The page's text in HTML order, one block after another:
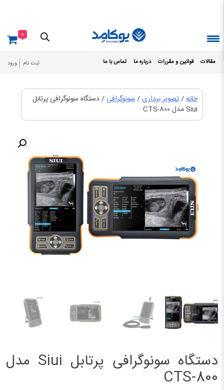
مقالات قوانین و مقررات درباره ما تماس با ما ثبت نام ورود
0
خانه/تصویر برداری/سونوگرافی / دستگاه سونوگرافی پرتابل
Siui مدل CTS-800
دستگاه سونوگرافی پرتابل Siui مدل
CTS-800